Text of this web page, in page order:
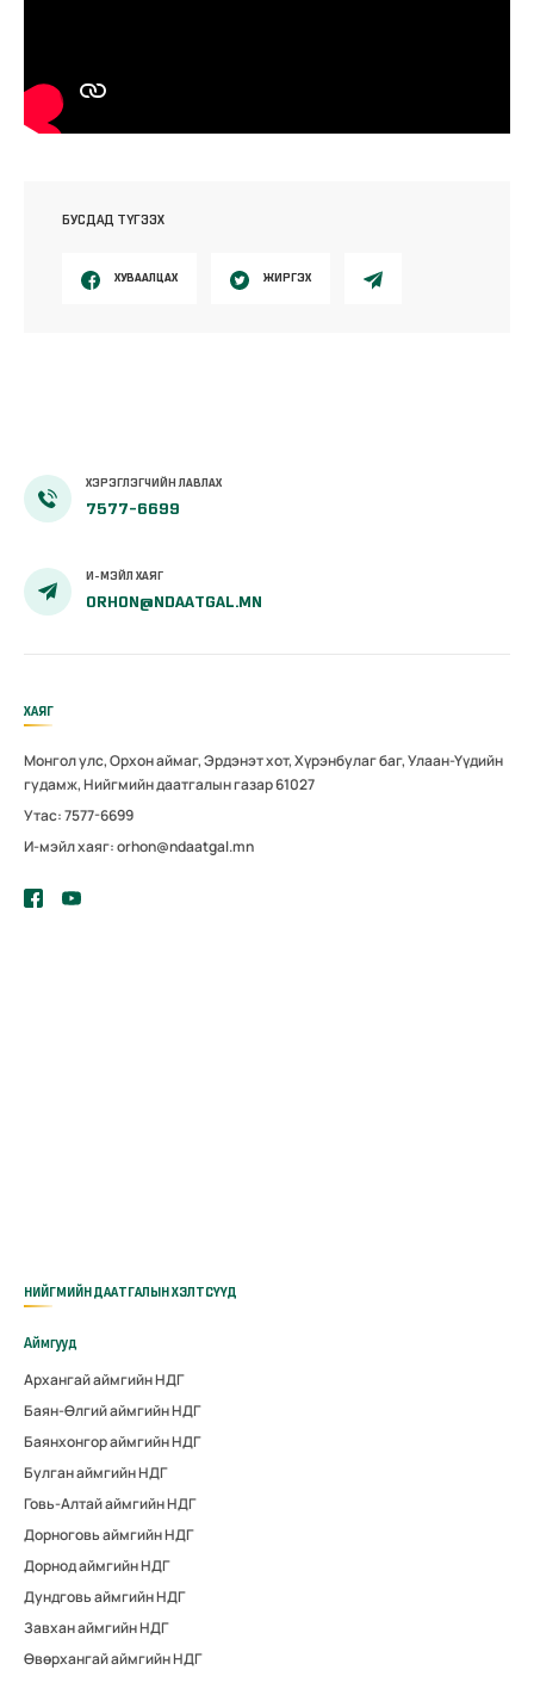
БУСДАД ТҮГЭЭХ
ХУВААЛЦАХ ЖИРГЭХ
ХЭРЭГЛЭГЧИЙН ЛАВЛАХ
7577-6699
И-МЭЙЛ ХАЯГ
ORHON@NDAATGAL.MN
ХАЯГ
Монгол улс, Орхон аймаг, Эрдэнэт хот, Хүрэнбулаг баг, Улаан-Үүдийн
гудамж, Нийгмийн даатгалын газар 61027
Утас: 7577-6699
И-мэйл хаяг: orhon@ndaatgal.mn
НИЙГМИЙН ДААТГАЛЫН ХЭЛТСҮҮД
Аймгууд
Архангай аймгийн НДГ
Баян-Өлгий аймгийн НДГ
Баянхонгор аймгийн НДГ
Булган аймгийн НДГ
Говь-Алтай аймгийн НДГ
Дорноговь аймгийн НДГ
Дорнод аймгийн НДГ
Дундговь аймгийн НДГ
Завхан аймгийн НДГ
Өвөрхангай аймгийн НДГ